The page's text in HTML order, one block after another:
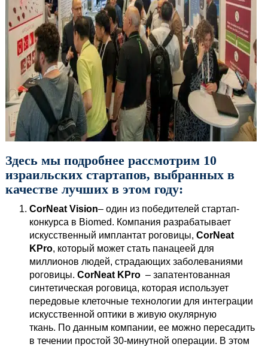
Здесь мы подробнее рассмотрим 10
израильских стартапов, выбранных в
качестве лучших в этом году:
CorNeat Vision– один из победителей стартап-
конкурса в Biomed. Компания разрабатывает
искусственный имплантат роговицы, CorNeat
KPro, который может стать панацеей для
миллионов людей, страдающих заболеваниями
роговицы. CorNeat KPro – запатентованная
синтетическая роговица, которая использует
передовые клеточные технологии для интеграции
искусственной оптики в живую окулярную
ткань. По данным компании, ее можно пересадить
в течении простой 30-минутной операции. В этом